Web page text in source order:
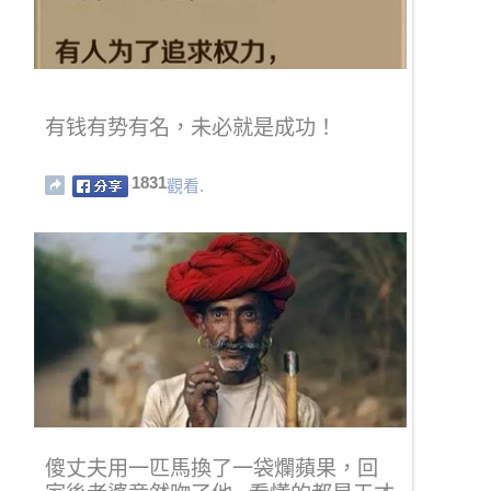
有钱有势有名，未必就是成功！
1831觀看.
傻丈夫用一匹馬換了一袋爛蘋果，回